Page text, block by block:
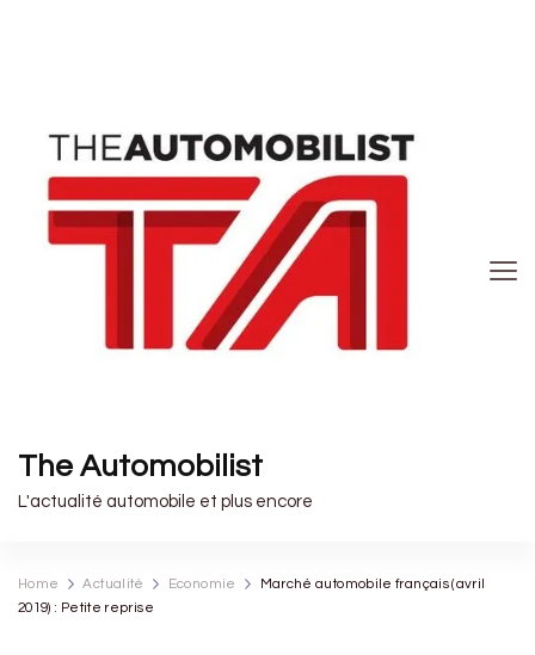
The Automobilist
L'actualité automobile et plus encore
Home Actualité Economie
Marché automobile français (avril
2019) : Petite reprise